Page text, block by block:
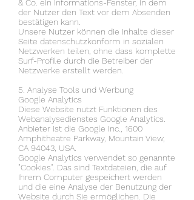
& Co. ein Informations-Fenster, in dem
der Nutzer den Text vor dem Absenden
bestätigen kann.
Unsere Nutzer können die Inhalte dieser
Seite datenschutzkonform in sozialen
Netzwerken teilen, ohne dass komplette
Surf-Profile durch die Betreiber der
Netzwerke erstellt werden.
5. Analyse Tools und Werbung
Google Analytics
Diese Website nutzt Funktionen des
Webanalysedienstes Google Analytics.
Anbieter ist die Google Inc., 1600
Amphitheatre Parkway, Mountain View,
CA 94043, USA.
Google Analytics verwendet so genannte
"Cookies". Das sind Textdateien, die auf
Ihrem Computer gespeichert werden
und die eine Analyse der Benutzung der
Website durch Sie ermöglichen. Die